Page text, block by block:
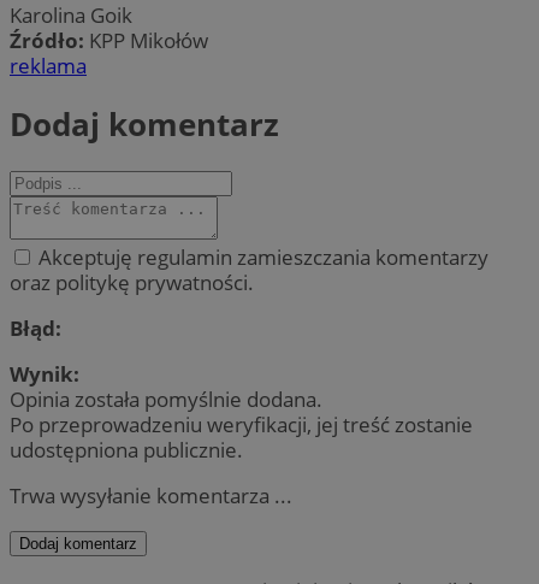
Karolina Goik
Źródło: KPP Mikołów
reklama
Dodaj komentarz
Akceptuję regulamin zamieszczania komentarzy
oraz politykę prywatności.
Błąd:
Wynik:
Opinia została pomyślnie dodana.
Po przeprowadzeniu weryfikacji, jej treść zostanie
udostępniona publicznie.
Trwa wysyłanie komentarza ...
Dodaj komentarz